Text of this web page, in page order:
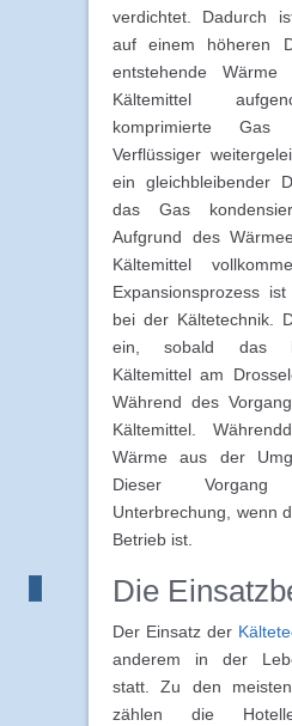
verdichtet. Dadurch
auf einem höheren
entstehende
Kältemittel
komprimierte
Verflüssiger
ein gleichbleibender
das Gas
Aufgrund des
Kältemittel
Expansionsprozess
bei der Kältetechnik.
ein, sobald das
Kältemittel am
Während des
Kältemittel.
Wärme aus der
Dieser
Unterbrechung, wenn
Betrieb ist.
Die
Der Einsatz der
anderem in der
statt. Zu den meisten
zählen die